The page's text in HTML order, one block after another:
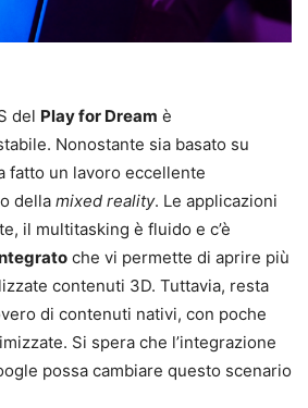
del Play for Dream è
Nonostante sia basato su
fatto un lavoro eccellente
della mixed reality. Le applicazioni
il multitasking è fluido e c’è
che vi permette di aprire più
contenuti 3D. Tuttavia, resta
di contenuti nativi, con poche
Si spera che l’integrazione
possa cambiare questo scenario